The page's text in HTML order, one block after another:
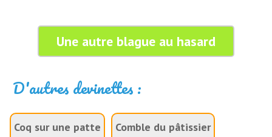
Une autre blague au hasard
D'autres devinettes :
Coq sur une patte Comble du pâtissier